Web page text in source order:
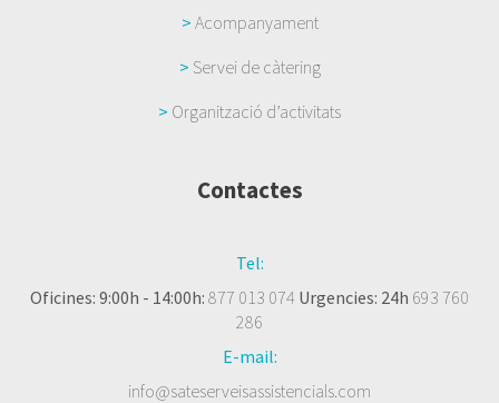
> Acompanyament
> Servei de càtering
> Organització d’activitats
Contactes
Tel:
Oficines: 9:00h - 14:00h: 877 013 074 Urgencies: 24h 693 760
286
E-mail:
info@sateserveisassistencials.com